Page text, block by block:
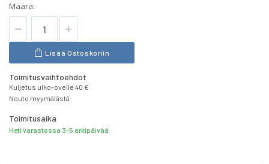
Määrä:
Lisää Ostoskoriin
Toimitusvaihtoehdot
Kuljetus ulko-ovelle 40 €
Nouto myymälästä
Toimitusaika
Heti varastossa 3-5 arkipäivää